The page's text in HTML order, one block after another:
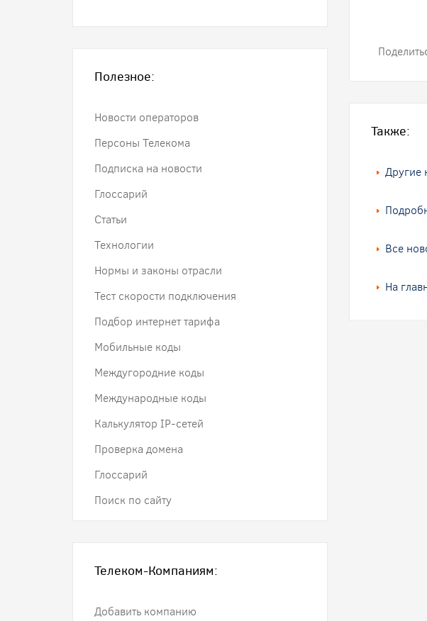
Также:
Другие
Все
На
Полезное:
Новости операторов
Персоны Телекома
Подписка на новости
Глоссарий
Статьи
Технологии
Нормы и законы отрасли
Тест скорости подключения
Подбор интернет тарифа
Мобильные коды
Междугородние коды
Международные коды
Калькулятор IP-сетей
Проверка домена
Глоссарий
Поиск по сайту
Телеком-Компаниям:
Добавить компанию